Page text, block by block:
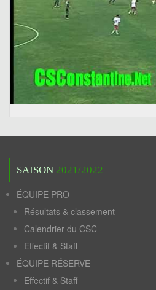
SAISON 2021/2022
ÉQUIPE PRO
Résultats & classement
Calendrier du CSC
Effectif & Staff
ÉQUIPE RÉSERVE
Effectif & Staff